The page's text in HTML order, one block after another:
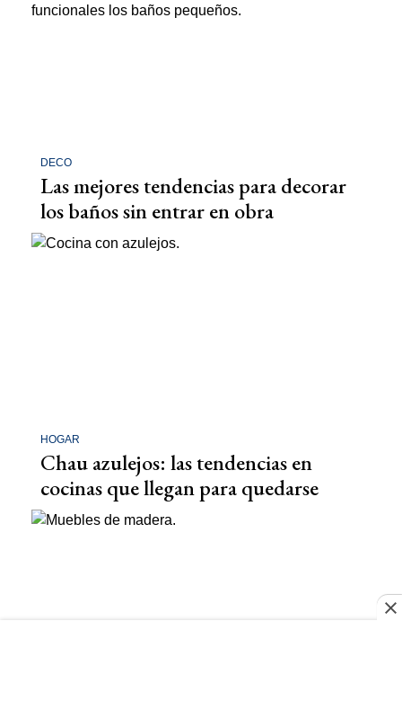
DECO
Las mejores tendencias para decorar
los baños sin entrar en obra
HOGAR
Chau azulejos: las tendencias en
cocinas que llegan para quedarse